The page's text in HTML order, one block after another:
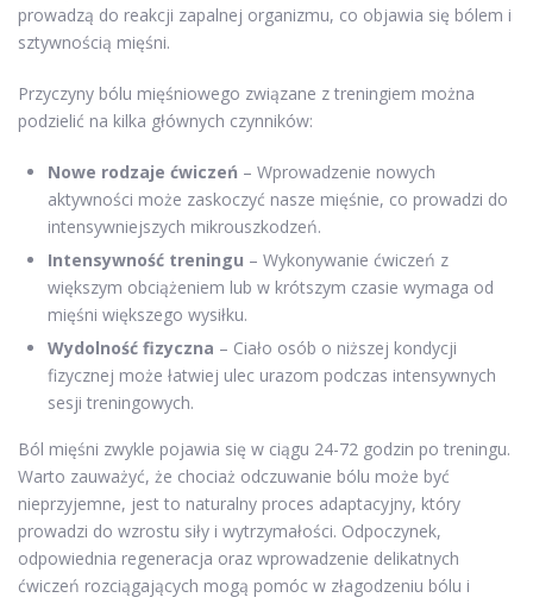
prowadzą do reakcji zapalnej organizmu, co objawia się bólem i
sztywnością mięśni.
Przyczyny bólu mięśniowego związane z treningiem można
podzielić na kilka głównych czynników:
Nowe rodzaje ćwiczeń – Wprowadzenie nowych
aktywności może zaskoczyć nasze mięśnie, co prowadzi do
intensywniejszych mikrouszkodzeń.
Intensywność treningu – Wykonywanie ćwiczeń z
większym obciążeniem lub w krótszym czasie wymaga od
mięśni większego wysiłku.
Wydolność fizyczna – Ciało osób o niższej kondycji
fizycznej może łatwiej ulec urazom podczas intensywnych
sesji treningowych.
Ból mięśni zwykle pojawia się w ciągu 24-72 godzin po treningu.
Warto zauważyć, że chociaż odczuwanie bólu może być
nieprzyjemne, jest to naturalny proces adaptacyjny, który
prowadzi do wzrostu siły i wytrzymałości. Odpoczynek,
odpowiednia regeneracja oraz wprowadzenie delikatnych
ćwiczeń rozciągających mogą pomóc w złagodzeniu bólu i